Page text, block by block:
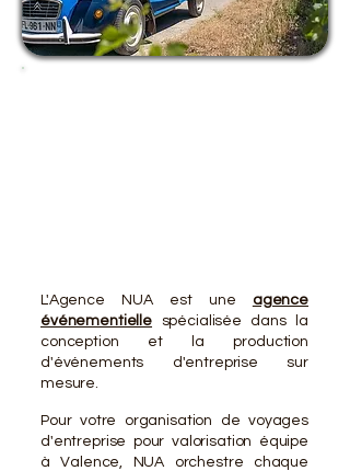
L'Agence NUA est une agence
événementielle
spécialisée dans la
conception et la production
d'événements d'entreprise sur
mesure.
Pour votre organisation de voyages
d'entreprise pour valorisation équipe
à Valence, NUA orchestre chaque